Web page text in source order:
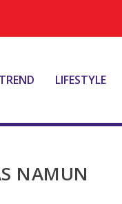
TREND LIFESTYLE
NAMUN